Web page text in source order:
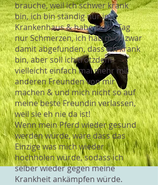
brauche, weil ich schwer krank
bin, ich bin ständig nur im
Krankenhaus & habe jeden Tag
nur Schmerzen, ich hab mich zwar
damit abgefunden, dass ich krank
bin, aber soll ich trotzdem
vielleicht einfach mal mehr mit
anderen Freunden von mir
machen & und mich nicht so auf
meine beste Freundin verlassen,
weil sie eh nie da ist!
Wenn mein Pferd wieder gesund
werden würde, wäre dass das
Einzige was mich wieder
hochholen würde, sodass ich
selber wieder gegen meine
Krankheit ankämpfen würde.